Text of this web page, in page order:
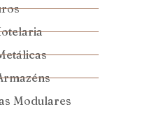
Modulares